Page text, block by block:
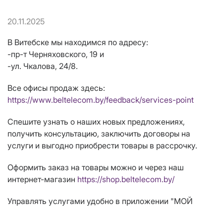
20.11.2025
В Витебске мы находимся по адресу:
-пр-т Черняховского, 19 и
-ул. Чкалова, 24/8.
Все офисы продаж здесь:
https://www.beltelecom.by/feedback/services-point
Спешите узнать о наших новых предложениях,
получить консультацию, заключить договоры на
услуги и выгодно приобрести товары в рассрочку.
Оформить заказ на товары можно и через наш
интернет-магазин https://shop.beltelecom.by/
Управлять услугами удобно в приложении "МОЙ